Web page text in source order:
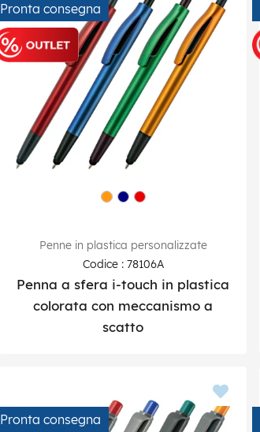
Pronta consegna
Penne in plastica personalizzate
Codice : 78106A
Penna a sfera i-touch in plastica
colorata con meccanismo a
scatto
Pronta consegna